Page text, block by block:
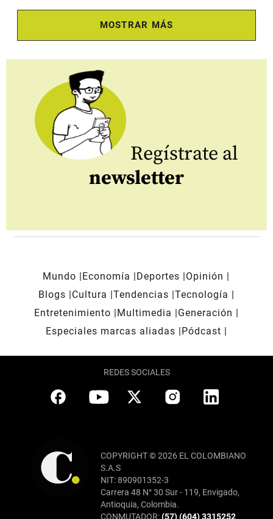
MOSTRAR MÁS
Regístrate al
newsletter
Mundo Economía Deportes
Opinión
Blogs
Cultura Tendencias Tecnología
Entretenimiento
Multimedia
Generación
Especiales marcas aliadas
Pódcast
REDES SOCIALES
COPYRIGHT © 2026 EL COLOMBIANO
S.A.S
NIT: 890901352-3
Carrera 48 N° 30 Sur - 119, Envigado,
Antioquia, Colombia.
CONMUTADOR:(57) (604) 3315252